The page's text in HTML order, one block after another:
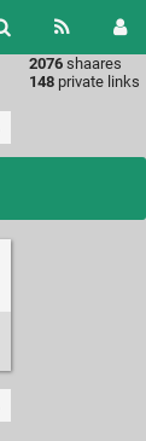
2076 shaares
148 private links